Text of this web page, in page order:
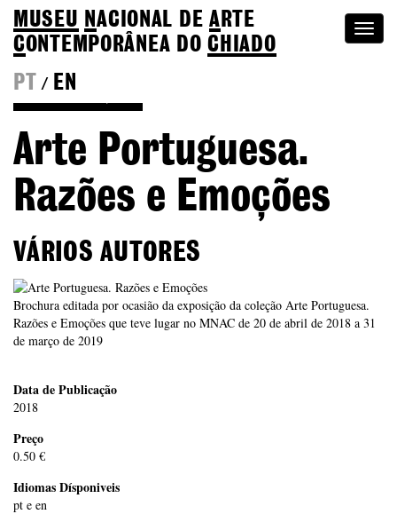
MUSEU NACIONAL DEA RTE
CONTEMPORÂNEA DOCHIADO
PT
/ EN
Arte Portuguesa.
Razões e Emoções
VÁRIOS AUTORES
Brochura editada por ocasião da exposição da coleção Arte Portuguesa.
Razões e Emoções que teve lugar no MNAC de 20 de abril de 2018 a 31
de março de 2019
Data de Publicação
2018
Preço
0.50 €
Idiomas Dísponiveis
pt e en